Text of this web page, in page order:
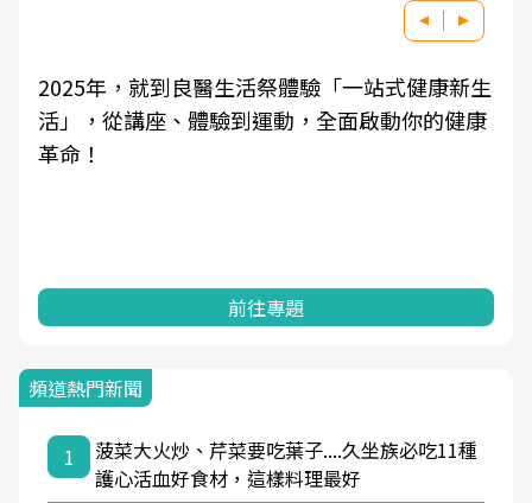
2025年，就到良醫生活祭體驗「一站式健康新生
活」，從講座、體驗到運動，全面啟動你的健康
革命！
前往專題
頻道熱門新聞
1
菠菜大火炒、芹菜要吃葉子....久坐族必吃11種
護心活血好食材，這樣料理最好